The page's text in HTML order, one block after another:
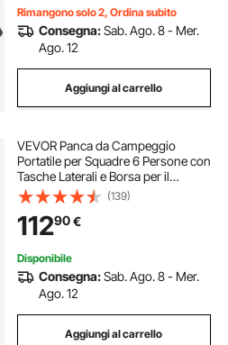
Rimangono solo 2, Ordina subito
Consegna:Sab. Ago. 8 - Mer.
Ago. 12
Aggiungi al carrello
VEVOR Panca da Campeggio
Portatile per Squadre 6 Persone con
Tasche Laterali e Borsa per il
Trasporto e Parasole, Panca
Pieghevole con Schienale, Panca
Laterale per Calcio, Baseball, Nero
(139)
11290€
Disponibile
Consegna:Sab. Ago. 8 - Mer.
Ago. 12
Aggiungi al carrello